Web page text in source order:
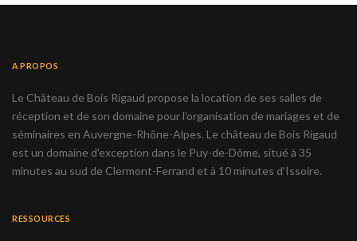
A PROPOS
Le Château de Bois Rigaud propose la location de ses salles de
réception et de son domaine pour l'organisation de mariages et de
séminaires en Auvergne-Rhône-Alpes. Le château de Bois Rigaud
est un domaine d'exception dans le Puy-de-Dôme, situé à 35
minutes au sud de Clermont-Ferrand et à 10 minutes d'Issoire.
RESSOURCES